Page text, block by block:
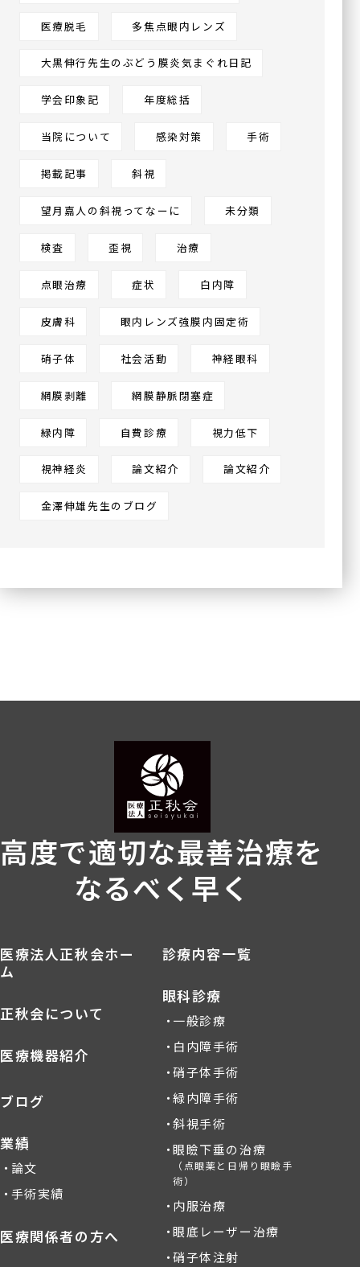
医療脱毛 多焦点眼内レンズ
大黒伸行先生のぶどう膜炎気まぐれ日記
学会印象記 年度総括
当院について 感染対策 手術
掲載記事 斜視
望月嘉人の斜視ってなーに 未分類
検査 歪視 治療
点眼治療 症状 白内障
皮膚科 眼内レンズ強膜内固定術
硝子体 社会活動 神経眼科
網膜剥離 網膜静脈閉塞症
緑内障 自費診療 視力低下
視神経炎 論文紹介 論文紹介
金澤伸雄先生のブログ
高度で適切な最善治療を
なるべく早く
医療法人正秋会ホー
ム
正秋会について
医療機器紹介
診療内容一覧
眼科診療
一般診療
白内障手術
硝子体手術
緑内障手術
斜視手術
眼瞼下垂の治療
（点眼薬と日帰り眼瞼手
術）
内服治療
眼底レーザー治療
硝子体注射
ブログ
業績
論文
手術実績
医療関係者の方へ